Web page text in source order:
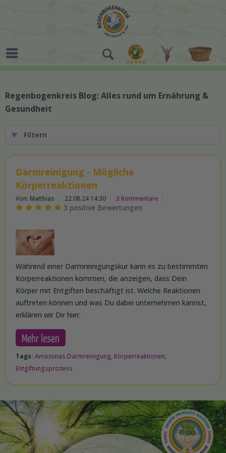
Regenbogenkreis Blog: Alles rund um Ernährung &
Gesundheit
Filtern
Darmreinigung - Mögliche
Körperreaktionen
Von: Matthias 22.08.24 14:30 3 Kommentare
3 positive Bewertungen
Während einer Darmreinigungskur kann es zu bestimmten
Körperreaktionen kommen, die anzeigen, dass Dein
Körper mit Entgiften beschäftigt ist. Welche Reaktionen
auftreten können und was Du dabei unternehmen kannst,
erklären wir Dir hier.
Mehr lesen
Tags: Amazonas Darmreinigung, Körperreaktionen,
Entgiftungsprozess